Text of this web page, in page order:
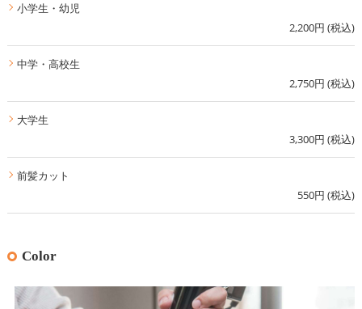
小学生・幼児
2,200円 (税込)
中学・高校生
2,750円 (税込)
大学生
3,300円 (税込)
前髪カット
550円 (税込)
Color